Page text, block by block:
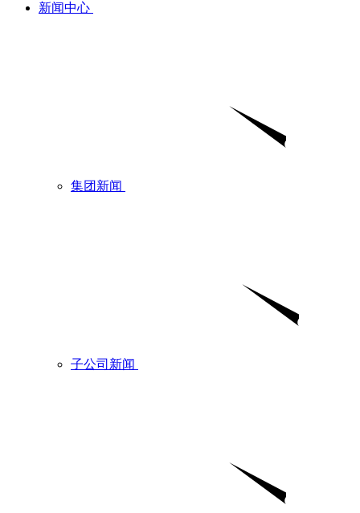
新闻中心
集团新闻
子公司新闻